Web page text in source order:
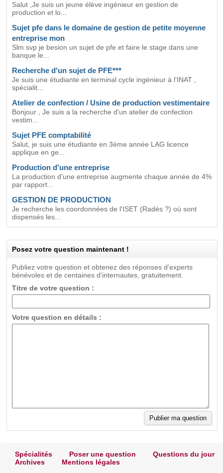
Salut ,Je suis un jeune élève ingénieur en gestion de
production et lo...
Sujet pfe dans le domaine de gestion de petite moyenne
entreprise mon
Slm svp je besion un sujet de pfe et faire le stage dans une
banque le...
Recherche d'un sujet de PFE***
Je suis une étudiante en terminal cycle ingénieur à l'INAT ,
spécialit...
Atelier de confection / Usine de production vestimentaire
Bonjour , Je suis a la recherche d'un atelier de confection
vestim...
Sujet PFE comptabilité
Salut, je suis une étudiante en 3éme année LAG licence
applique en ge...
Production d'une entreprise
La production d'une entreprise augmente chaque année de 4%
par rapport...
GESTION DE PRODUCTION
Je recherche les coordonnées de l'ISET (Radès ?) où sont
dispensés les...
Posez votre question maintenant !
Publiez votre question et obtenez des réponses d'experts
bénévoles et de centaines d'internautes, gratuitement.
Titre de votre question :
Votre question en détails :
Spécialités Poser une question
Questions du jour
Archives
Mentions légales